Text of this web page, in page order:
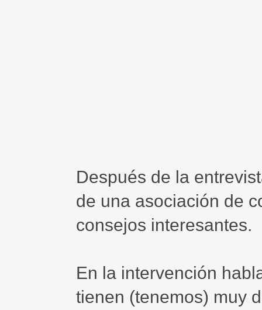
Después de la
de una asociación de
consejos interesantes.
En la intervención
tienen (tenemos) muy